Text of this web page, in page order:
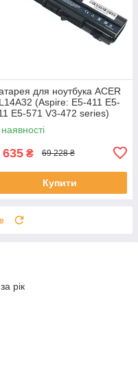
для ноутбука ACER
(Aspire: E5-411 E5-
E5-571 V3-472 series)
5200mAh Чорний
635 ₴ 69 228 ₴
Купити
рік